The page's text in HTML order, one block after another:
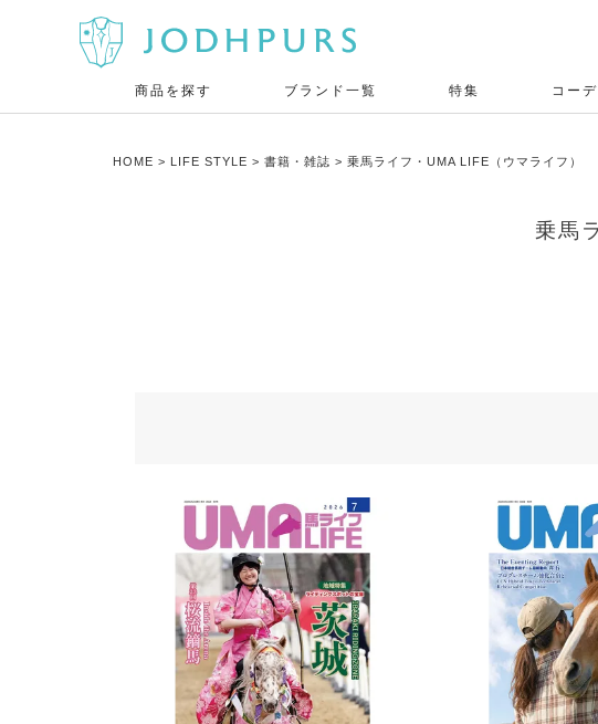
商品を探す ブランド一覧 特集 コー
HOME LIFE STYLE 書籍・雑誌 乗馬ライフ・UMA LIFE（ウマライフ）
乗馬